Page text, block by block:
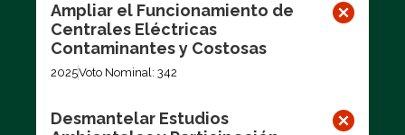
Ampliar el Funcionamiento de
Centrales Eléctricas
Contaminantes y Costosas
2025Voto Nominal: 342
Desmantelar Estudios